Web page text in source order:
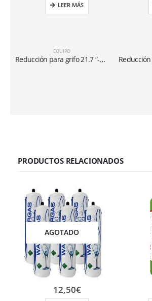
EQUIPO
Reducción para grifo 21.7 “-1/14 x 1/4” SX
LEER MÁS
PRODUCTOS RELACIONADOS
AGOTADO
12,50€